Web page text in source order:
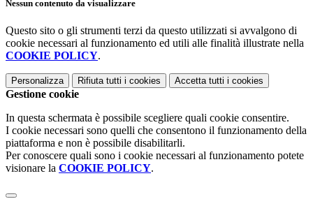
Nessun contenuto da visualizzare
Questo sito o gli strumenti terzi da questo utilizzati si avvalgono di
cookie necessari al funzionamento ed utili alle finalità illustrate nella
COOKIE POLICY.
Personalizza Rifiuta tutti i cookies Accetta tutti i cookies
Gestione cookie
In questa schermata è possibile scegliere quali cookie consentire.
I cookie necessari sono quelli che consentono il funzionamento della
piattaforma e non è possibile disabilitarli.
Per conoscere quali sono i cookie necessari al funzionamento potete
visionare la COOKIE POLICY.